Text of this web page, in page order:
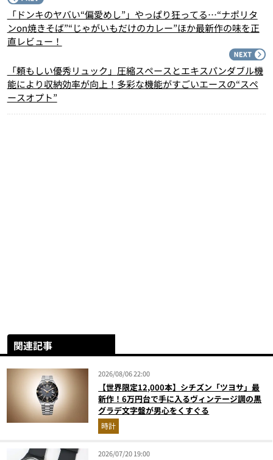
「ドンキのヤバい“偏愛めし”」やっぱり狂ってる…“ナポリタ
ンon焼きそば”“じゃがいもだけのカレー”ほか最新作の味を正
直レビュー！
「頼もしい優秀リュック」圧縮スペースとエキスパンダブル機
能により収納効率が向上！多彩な機能がすごいエースの“スペ
ースオプト”
関連記事
2026/08/06 22:00
【世界限定12,000本】シチズン「ツヨサ」最
新作！6万円台で手に入るヴィンテージ調の黒
グラデ文字盤が男心をくすぐる
時計
2026/07/20 19:00